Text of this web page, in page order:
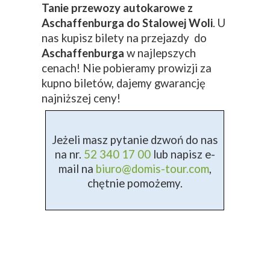
Tanie przewozy autokarowe z
Aschaffenburga do Stalowej Woli. U
nas kupisz bilety na przejazdy do
Aschaffenburga w najlepszych
cenach! Nie pobieramy prowizji za
kupno biletów, dajemy gwarancję
najniższej ceny!
Jeżeli masz pytanie dzwoń do nas
na nr. 52 340 17 00lub napisz e-
mail na biuro@domis-tour.com,
chętnie pomożemy.